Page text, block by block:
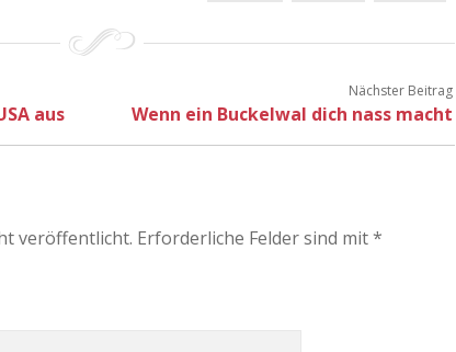
aus
Nächster Beitrag
Wenn ein Buckelwal dich nass macht
veröffentlicht. Erforderliche Felder sind mit*